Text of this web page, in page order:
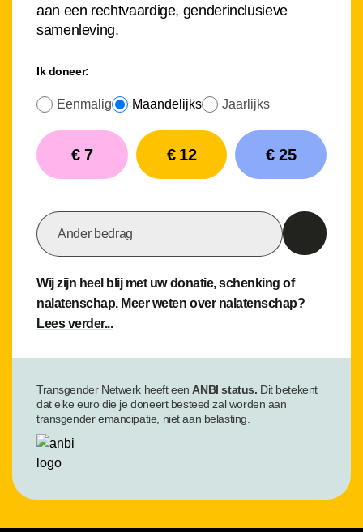
aan een rechtvaardige, genderinclusieve
samenleving.
Ik doneer:
Eenmalig Maandelijks Jaarlijks
€ 7 € 12 € 25
Wij zijn heel blij met uw donatie, schenking of
nalatenschap. Meer weten over nalatenschap?
Lees verder...
Transgender Netwerk heeft eenANBI status. Dit betekent
dat elke euro die je doneert besteed zal worden aan
transgender emancipatie, niet aan belasting.